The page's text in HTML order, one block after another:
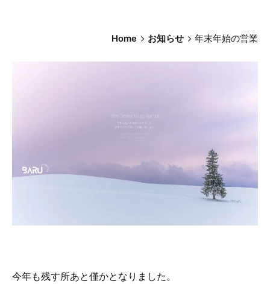
Home お知らせ 年末年始の営業
今年も残す所あと僅かとなりました。